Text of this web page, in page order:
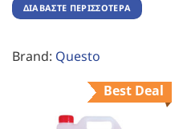
ΔΙΑΒΆΣΤΕ ΠΕΡΙΣΣΌΤΕΡΑ
Brand: Questo
Best Deal